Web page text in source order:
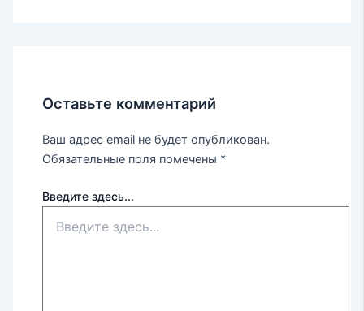
Оставьте комментарий
Ваш адрес email не будет опубликован.
Обязательные поля помечены *
Введите здесь...